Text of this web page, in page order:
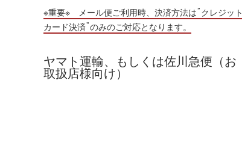
※重要※ メール便ご利用時、決済方法は”クレジット
カード決済”のみのご対応となります。
ヤマト運輸、もしくは佐川急便（お
取扱店様向け）